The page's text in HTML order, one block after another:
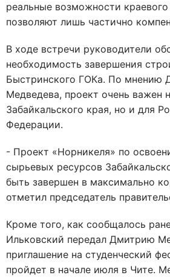
реальные возможности
позволяют лишь частично
В ходе встречи руководители
необходимость завершения
Быстринского ГОКа. По мнению
Медведева, проект очень важен
Забайкальского края, но и для
Федерации.
- Проект «Норникеля» по
сырьевых ресурсов
быть завершен в максимально
отметил председатель
Кроме того, как сообщалось
Ильковский передал Дмитрию
приглашение на студенческий
пройдет в начале июля в Чите.